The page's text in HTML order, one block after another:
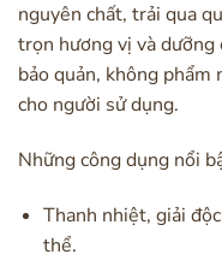
nguyên chất, trải qua
trọn hương vị và dưỡng
bảo quản, không phẩm
cho người sử dụng.
Những công dụng nổi
Thanh nhiệt, giải
thể.